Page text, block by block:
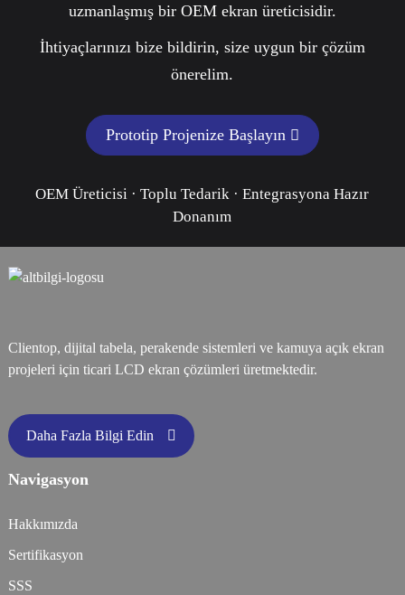
uzmanlaşmış bir OEM ekran üreticisidir.
İhtiyaçlarınızı bize bildirin, size uygun bir çözüm
önerelim.
Prototip Projenize Başlayın
OEM Üreticisi · Toplu Tedarik · Entegrasyona Hazır
Donanım
Clientop, dijital tabela, perakende sistemleri ve kamuya açık ekran
projeleri için ticari LCD ekran çözümleri üretmektedir.
Daha Fazla Bilgi Edin
Navigasyon
Hakkımızda
Sertifikasyon
SSS